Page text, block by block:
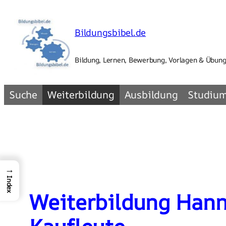
Inhalt
springen
Bildungsbibel.de
Bildung, Lernen, Bewerbung, Vorlagen &
Suche Weiterbildung Ausbildung
Weiterbildung
→
Index